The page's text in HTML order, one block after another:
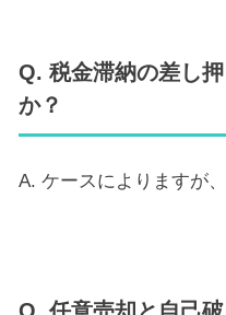
Q. 税金滞納の差し
か？
A. ケースによりますが